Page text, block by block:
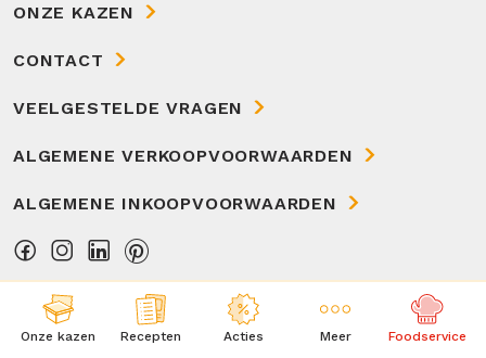
Onze kazen Recepten Acties Meer Foodservice
ONZE KAZEN
CONTACT
VEELGESTELDE VRAGEN
ALGEMENE VERKOOPVOORWAARDEN
ALGEMENE INKOOPVOORWAARDEN